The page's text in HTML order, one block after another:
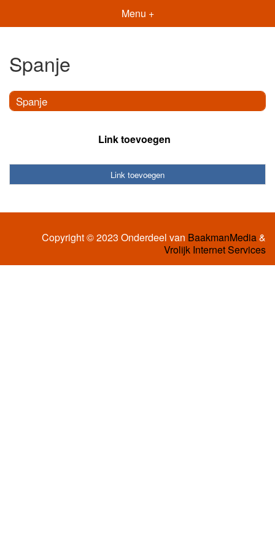
Menu +
Spanje
Spanje
Link toevoegen
Link toevoegen
Copyright © 2023 Onderdeel van BaakmanMedia&
Vrolijk Internet Services